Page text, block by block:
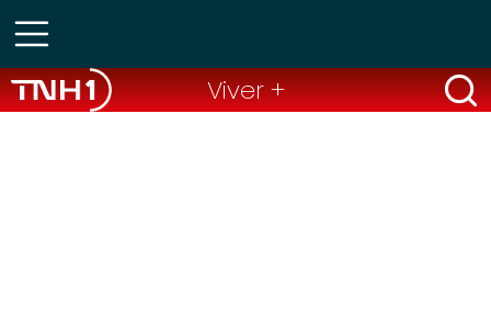
Viver +